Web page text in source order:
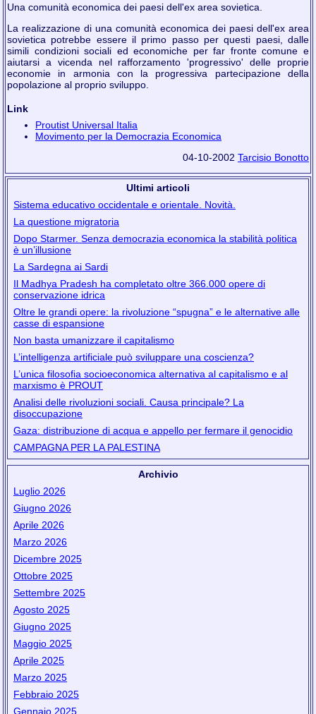
Una comunità economica dei paesi dell'ex area sovietica.
La realizzazione di una comunità economica dei paesi dell'ex area
sovietica potrebbe essere il primo passo per questi paesi, dalle
simili condizioni sociali ed economiche per far fronte comune e
aiutarsi a vicenda nel rafforzamento 'progressivo' delle proprie
economie in armonia con la progressiva partecipazione della
popolazione al proprio sviluppo.
Link
Proutist Universal Italia
Movimento per la Democrazia Economica
04-10-2002 Tarcisio Bonotto
Ultimi articoli
Sistema educativo occidentale e orientale. Novità.
La questione migratoria
Dopo Starmer. Senza democrazia economica la stabilità politica
è un’illusione
La Sardegna ai Sardi
Il Madhya Pradesh ha completato oltre 366.000 opere di
conservazione idrica
Oltre le grandi opere: la rivoluzione “spugna” e le alternative alle
casse di espansione
Non basta umanizzare il capitalismo
L’intelligenza artificiale può sviluppare una coscienza?
L’unica filosofia socioeconomica alternativa al capitalismo e al
marxismo è PROUT
Analisi delle rivoluzioni sociali. Causa principale? La
disoccupazione
Gaza: distribuzione di acqua e appello per fermare il genocidio
CAMPAGNA PER LA PALESTINA
Archivio
Luglio 2026
Giugno 2026
Aprile 2026
Marzo 2026
Dicembre 2025
Ottobre 2025
Settembre 2025
Agosto 2025
Giugno 2025
Maggio 2025
Aprile 2025
Marzo 2025
Febbraio 2025
Gennaio 2025